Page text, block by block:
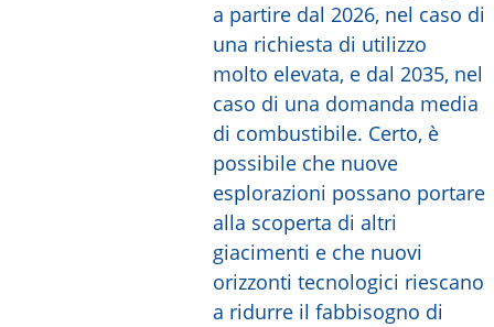
a partire dal 2026, nel caso di
una richiesta di utilizzo
molto elevata, e dal 2035, nel
caso di una domanda media
di combustibile. Certo, è
possibile che nuove
esplorazioni possano portare
alla scoperta di altri
giacimenti e che nuovi
orizzonti tecnologici riescano
a ridurre il fabbisogno di